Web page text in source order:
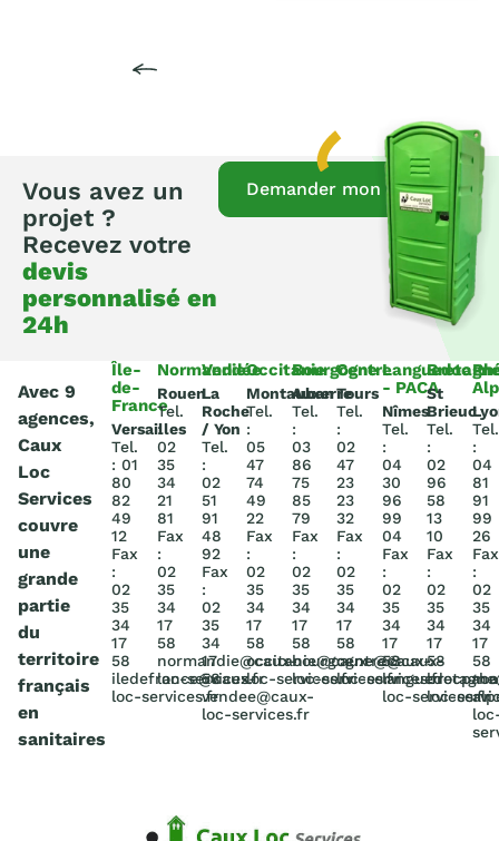
Vous avez un
projet ?
Recevez votre
devis
personnalisé en
24h
Demander mon devis
Avec 9
agences,
Caux
Loc
Services
couvre
une
grande
partie
du
territoire
français
en
sanitaires
Île-
de-
France
Versailles
Tel.
: 01
80
82
49
12
Fax
:
02
35
34
17
58
iledefrance@caux-
loc-services.fr
Normandie
Rouen
Tel.
:
02
35
34
21
81
Fax
:
02
35
34
17
58
normandie@caux-
loc-services.fr
Vendée
La
Roche
/ Yon
Tel.
:
02
51
91
48
92
Fax
:
02
35
34
17
58
vendee@caux-
loc-services.fr
Occitanie
Montauban
Tel.
:
05
47
74
49
22
Fax
:
02
35
34
17
58
occitanie@caux-
loc-services.fr
Bourgogne
Auxerre
Tel.
:
03
86
75
85
79
Fax
:
02
35
34
17
58
bourgogne@caux-
loc-services.fr
Centre
Tours
Tel.
:
02
47
23
23
32
Fax
:
02
35
34
17
58
centre@caux-
loc-services.fr
Languedoc
- PACA
Nîmes
Tel.
:
04
30
96
99
04
Fax
:
02
35
34
17
58
loc-services.fr
St
Brieuc
Tel.
:
02
96
58
13
10
Fax
:
02
35
34
17
58
loc-
Tel.
:
04
81
91
99
26
Fax
:
02
35
34
17
58